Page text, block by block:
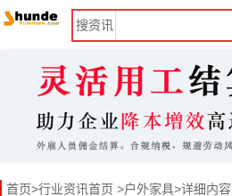
搜资讯
首页>行业资讯首页 >户外家具>详细内容